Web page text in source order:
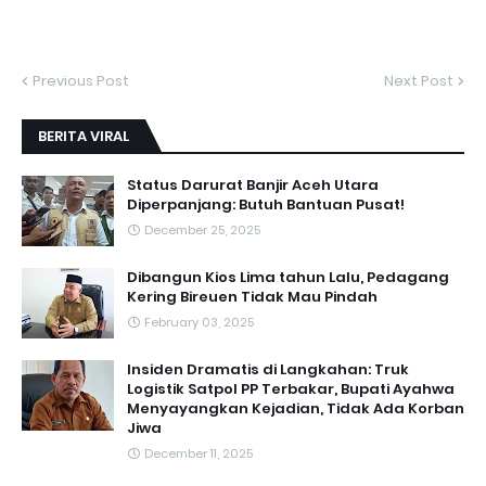
Previous Post Next Post
BERITA VIRAL
Status Darurat Banjir Aceh Utara
Diperpanjang: Butuh Bantuan Pusat!
December 25, 2025
Dibangun Kios Lima tahun Lalu, Pedagang
Kering Bireuen Tidak Mau Pindah
February 03, 2025
Insiden Dramatis di Langkahan: Truk
Logistik Satpol PP Terbakar, Bupati Ayahwa
Menyayangkan Kejadian, Tidak Ada Korban
Jiwa
December 11, 2025